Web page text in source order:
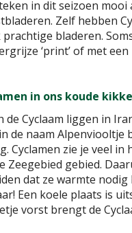
in dit seizoen mooi
Zelf hebben
prachtige bladeren.
‘print’ of met
in ons koude
de Cyclaam liggen in
de naam Alpenviooltje
Cyclamen zie je veel in
Zeegebied gebied.
dat ze warmte nodig
Een koele plaats is
vorst brengt de